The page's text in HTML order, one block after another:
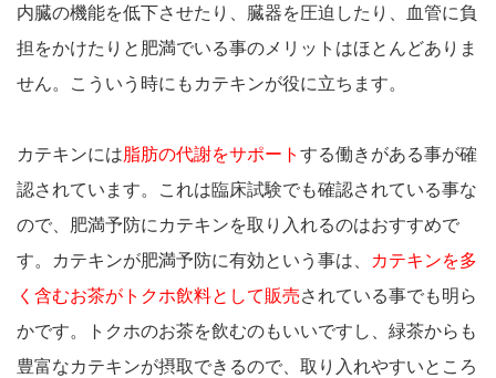
内臓の機能を低下させたり、臓器を圧迫したり、血管に負
担をかけたりと肥満でいる事のメリットはほとんどありま
せん。こういう時にもカテキンが役に立ちます。
カテキンには 脂肪の代謝をサポート する働きがある事が確
認されています。これは臨床試験でも確認されている事な
ので、肥満予防にカテキンを取り入れるのはおすすめで
す。カテキンが肥満予防に有効という事は、
カテキンを多
く含むお茶がトクホ飲料として販売されている事でも明ら
かです。トクホのお茶を飲むのもいいですし、緑茶からも
豊富なカテキンが摂取できるので、取り入れやすいところ